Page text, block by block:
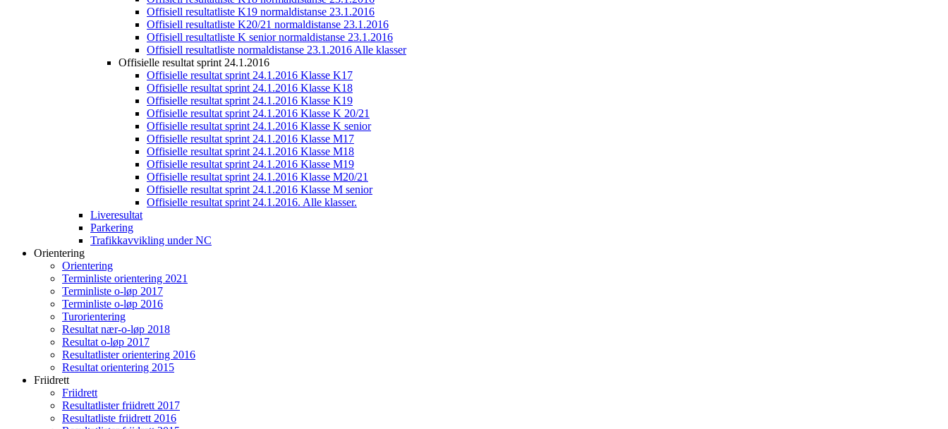
Offisiell resultatliste K19 normaldistanse 23.1.2016
Offisiell resultatliste K20/21 normaldistanse 23.1.2016
Offisiell resultatliste K senior normaldistanse 23.1.2016
Offisiell resultatliste normaldistanse 23.1.2016 Alle klasser
Offisielle resultat sprint 24.1.2016
Offisielle resultat sprint 24.1.2016 Klasse K17
Offisielle resultat sprint 24.1.2016 Klasse K18
Offisielle resultat sprint 24.1.2016 Klasse K19
Offisielle resultat sprint 24.1.2016 Klasse K 20/21
Offisielle resultat sprint 24.1.2016 Klasse K senior
Offisielle resultat sprint 24.1.2016 Klasse M17
Offisielle resultat sprint 24.1.2016 Klasse M18
Offisielle resultat sprint 24.1.2016 Klasse M19
Offisielle resultat sprint 24.1.2016 Klasse M20/21
Offisielle resultat sprint 24.1.2016 Klasse M senior
Offisielle resultat sprint 24.1.2016. Alle klasser.
Liveresultat
Parkering
Trafikkavvikling under NC
Orientering
Orientering
Terminliste orientering 2021
Terminliste o-løp 2017
Terminliste o-løp 2016
Turorientering
Resultat nær-o-løp 2018
Resultat o-løp 2017
Resultatlister orientering 2016
Resultat orientering 2015
Friidrett
Friidrett
Resultatlister friidrett 2017
Resultatliste friidrett 2016